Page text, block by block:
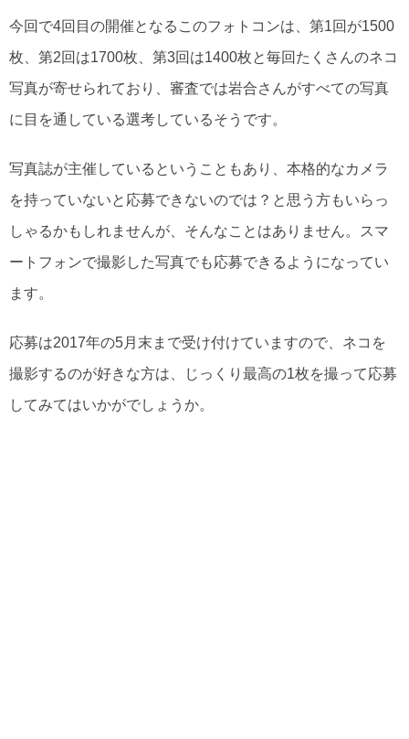
今回で4回目の開催となるこのフォトコンは、第1回が1500
枚、第2回は1700枚、第3回は1400枚と毎回たくさんのネコ
写真が寄せられており、審査では岩合さんがすべての写真
に目を通している選考しているそうです。
写真誌が主催しているということもあり、本格的なカメラ
を持っていないと応募できないのでは？と思う方もいらっ
しゃるかもしれませんが、そんなことはありません。スマ
ートフォンで撮影した写真でも応募できるようになってい
ます。
応募は2017年の5月末まで受け付けていますので、ネコを
撮影するのが好きな方は、じっくり最高の1枚を撮って応募
してみてはいかがでしょうか。